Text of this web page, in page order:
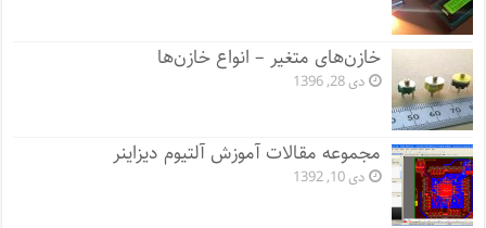
خازن‌های متغیر – انواع خازن‌ها
دی 28, 1396
مجموعه مقالات آموزش آلتیوم دیزاینر
دی 10, 1392